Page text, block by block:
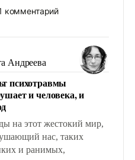
которых уже
обыденностью. Задача по
и амбициозна. Однако
радикально
наши боевые
комментарий
Андреева
психотравмы
и человека, и
на этот жестокий мир,
нас, таких
и ранимых,